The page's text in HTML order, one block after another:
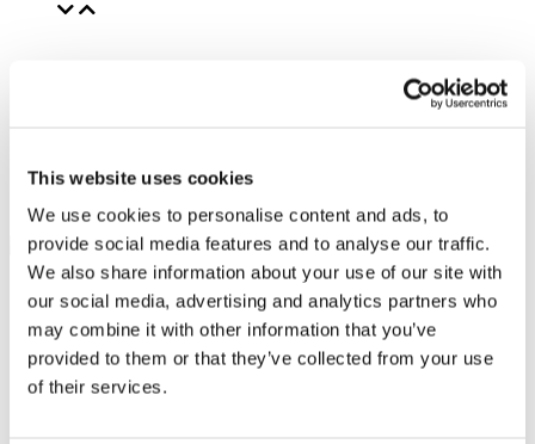
This website uses cookies
We use cookies to personalise content and ads, to
provide social media features and to analyse our traffic.
We also share information about your use of our site with
our social media, advertising and analytics partners who
may combine it with other information that you’ve
provided to them or that they’ve collected from your use
of their services.